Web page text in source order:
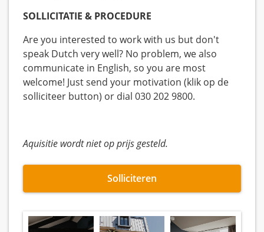
SOLLICITATIE & PROCEDURE
Are you interested to work with us but don't
speak Dutch very well? No problem, we also
communicate in English, so you are most
welcome! Just send your motivation (klik op de
solliciteer button) or dial 030 202 9800.
Aquisitie wordt niet op prijs gesteld.
Solliciteren